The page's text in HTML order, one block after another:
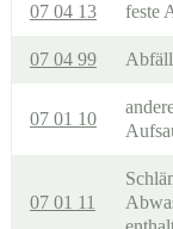
07 04 13 feste
07 04 99
07 01 10
07 01 11